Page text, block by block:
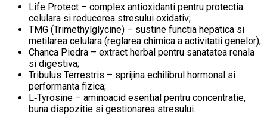
Life Protect – complex antioxidanti pentru protectia
celulara si reducerea stresului oxidativ;
TMG (Trimethylglycine) – sustine functia hepatica si
metilarea celulara (reglarea chimica a activitatii genelor);
Chanca Piedra – extract herbal pentru sanatatea renala
si digestiva;
Tribulus Terrestris – sprijina echilibrul hormonal si
performanta fizica;
L‑Tyrosine – aminoacid esential pentru concentratie,
buna dispozitie si gestionarea stresului.